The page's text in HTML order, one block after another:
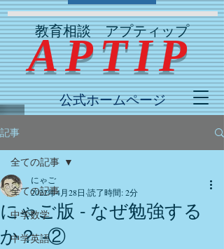
教育相談 アプティップ
​ APTIP
公式ホームページ
記事
全ての記事
中学数学
中学英語
全ての記事
にゃご版 - なぜ勉強する
か？ -②
にゃご
2022年4月28日 読了時間: 2分